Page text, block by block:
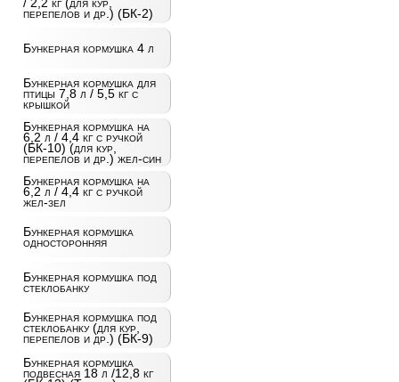
перепелов и др.) (БК-2)
Бункерная кормушка 4 л
Бункерная кормушка для
птицы 7,8 л / 5,5 кг с
крышкой
Бункерная кормушка на
6,2 л / 4,4 кг с ручкой
(БК-10) (для кур,
перепелов и др.) жел-син
Бункерная кормушка на
6,2 л / 4,4 кг с ручкой
жел-зел
Бункерная кормушка
односторонняя
Бункерная кормушка под
стеклобанку
Бункерная кормушка под
стеклобанку (для кур,
перепелов и др.) (БК-9)
Бункерная кормушка
подвесная 18 л /12,8 кг